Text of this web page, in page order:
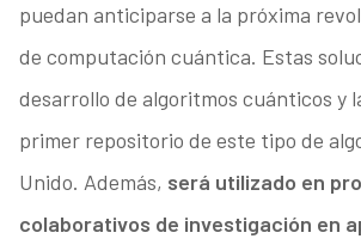
puedan anticiparse a la próxima
de computación cuántica. Estas
desarrollo de algoritmos cuánticos y
primer repositorio de este tipo de
Unido. Además, será utilizado en
colaborativos de investigación en